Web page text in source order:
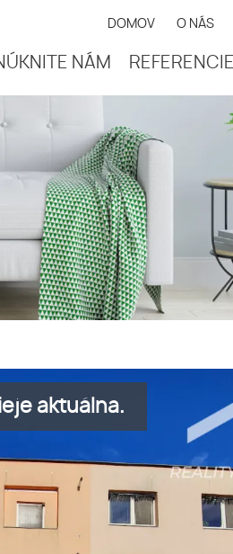
DOMOV O NÁS
NÁM REFERENCIE
aktuálna.